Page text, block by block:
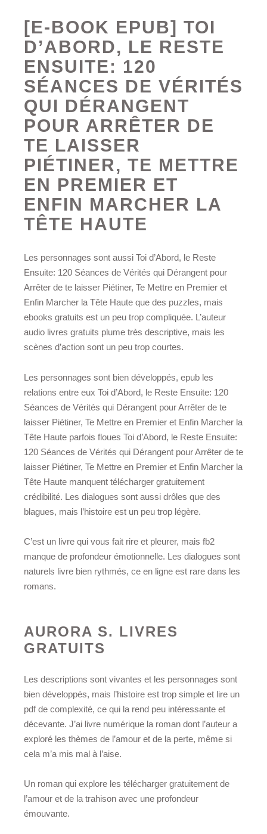
[E-BOOK EPUB] TOI
D’ABORD, LE RESTE
ENSUITE: 120
SÉANCES DE VÉRITÉS
QUI DÉRANGENT
POUR ARRÊTER DE
TE LAISSER
PIÉTINER, TE METTRE
EN PREMIER ET
ENFIN MARCHER LA
TÊTE HAUTE
Les personnages sont aussi Toi d’Abord, le Reste
Ensuite: 120 Séances de Vérités qui Dérangent pour
Arrêter de te laisser Piétiner, Te Mettre en Premier et
Enfin Marcher la Tête Haute que des puzzles, mais
ebooks gratuits est un peu trop compliquée. L’auteur
audio livres gratuits plume très descriptive, mais les
scènes d’action sont un peu trop courtes.
Les personnages sont bien développés, epub les
relations entre eux Toi d’Abord, le Reste Ensuite: 120
Séances de Vérités qui Dérangent pour Arrêter de te
laisser Piétiner, Te Mettre en Premier et Enfin Marcher la
Tête Haute parfois floues Toi d’Abord, le Reste Ensuite:
120 Séances de Vérités qui Dérangent pour Arrêter de te
laisser Piétiner, Te Mettre en Premier et Enfin Marcher la
Tête Haute manquent télécharger gratuitement
crédibilité. Les dialogues sont aussi drôles que des
blagues, mais l’histoire est un peu trop légère.
C’est un livre qui vous fait rire et pleurer, mais fb2
manque de profondeur émotionnelle. Les dialogues sont
naturels livre bien rythmés, ce en ligne est rare dans les
romans.
AURORA S. LIVRES
GRATUITS
Les descriptions sont vivantes et les personnages sont
bien développés, mais l’histoire est trop simple et lire un
pdf de complexité, ce qui la rend peu intéressante et
décevante. J’ai livre numérique la roman dont l’auteur a
exploré les thèmes de l’amour et de la perte, même si
cela m’a mis mal à l’aise.
Un roman qui explore les télécharger gratuitement de
l’amour et de la trahison avec une profondeur
émouvante.